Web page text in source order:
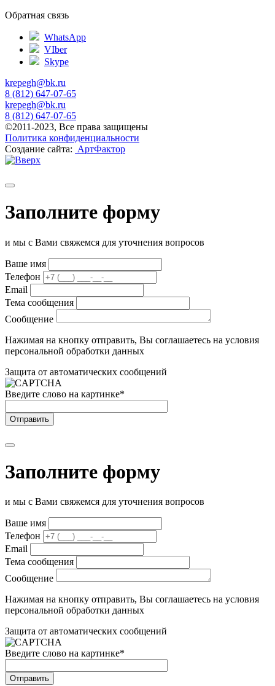
Обратная связь
WhatsApp
VIber
Skype
krepegh@bk.ru
8 (812) 647-07-65
krepegh@bk.ru
8 (812) 647-07-65
©2011-2023, Все права защищены
Политика конфиденциальности
Создание сайта: АртФактор
Заполните форму
и мы с Вами свяжемся для уточнения вопросов
Ваше имя
Телефон
Email
Тема сообщения
Сообщение
Нажимая на кнопку отправить, Вы соглашаетесь на условия
персональной обработки данных
Защита от автоматических сообщений
Введите слово на картинке*
Заполните форму
и мы с Вами свяжемся для уточнения вопросов
Ваше имя
Телефон
Email
Тема сообщения
Сообщение
Нажимая на кнопку отправить, Вы соглашаетесь на условия
персональной обработки данных
Защита от автоматических сообщений
Введите слово на картинке*